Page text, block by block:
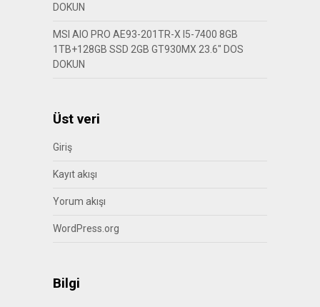
DOKUN
MSI AIO PRO AE93-201TR-X I5-7400 8GB
1TB+128GB SSD 2GB GT930MX 23.6″ DOS
DOKUN
Üst veri
Giriş
Kayıt akışı
Yorum akışı
WordPress.org
Bilgi